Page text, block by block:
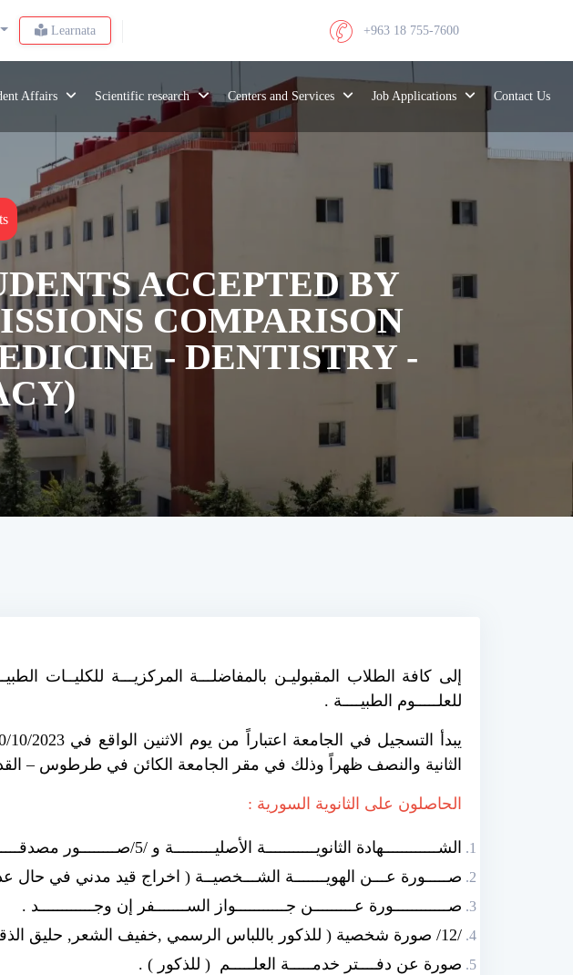
Learnata +963 18 755-7600
Affairs Scientific research Centers and Services Job Applications Contact Us
ACCEPTED BY
COMPARISON
- DENTISTRY -
إلى كافة الطلاب المقبوليـن بالمفاضلـــة المركزيـــة للكليــات
للعلـــــوم الطبيــــة .
الثانية والنصف ظهراً وذلك في مقر الجامعة الكائن في طرطوس –
الحاصلون على الثانوية السورية :
الشــــــــــــهادة الثانويـــــــــــة الأصليـــــــــة و /5/صــــــــور مصدقـــــــــــة أصــــولاً عــــن الشــــــــهادة.
صـــــورة عـــن الهويـــــــة الشـــخصيــة ( اخراج قيد مدني في حال
صــــــــــــورة عـــــــــن جـــــــــــواز الســـــــفر إن وجــــــــــــد .
/12/ صورة شخصية ( للذكور باللباس الرسمي ,خفيف الشعر, حليق الذقن ).
صورة عن دفــــتر خدمـــــة العلـــــم ( للذكور ) .